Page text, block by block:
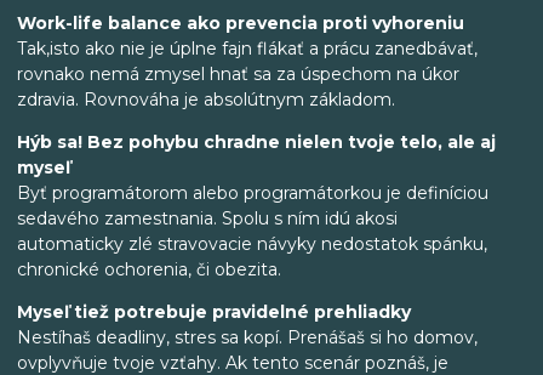
Work-life balance ako prevencia proti vyhoreniu
Tak,isto ako nie je úplne fajn flákať a prácu zanedbávať,
rovnako nemá zmysel hnať sa za úspechom na úkor
zdravia. Rovnováha je absolútnym základom.
Hýb sa! Bez pohybu chradne nielen tvoje telo, ale aj
myseľ
Byť programátorom alebo programátorkou je definíciou
sedavého zamestnania. Spolu s ním idú akosi
automaticky zlé stravovacie návyky nedostatok spánku,
chronické ochorenia, či obezita.
Myseľ tiež potrebuje pravidelné prehliadky
Nestíhaš deadliny, stres sa kopí. Prenášaš si ho domov,
ovplyvňuje tvoje vzťahy. Ak tento scenár poznáš, je